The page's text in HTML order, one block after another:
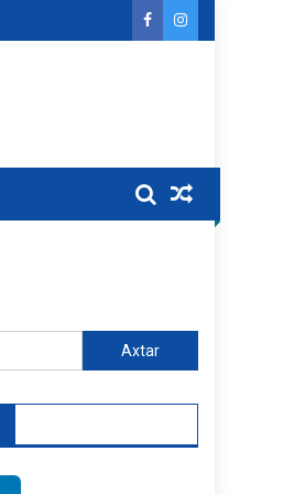
Axtarış: